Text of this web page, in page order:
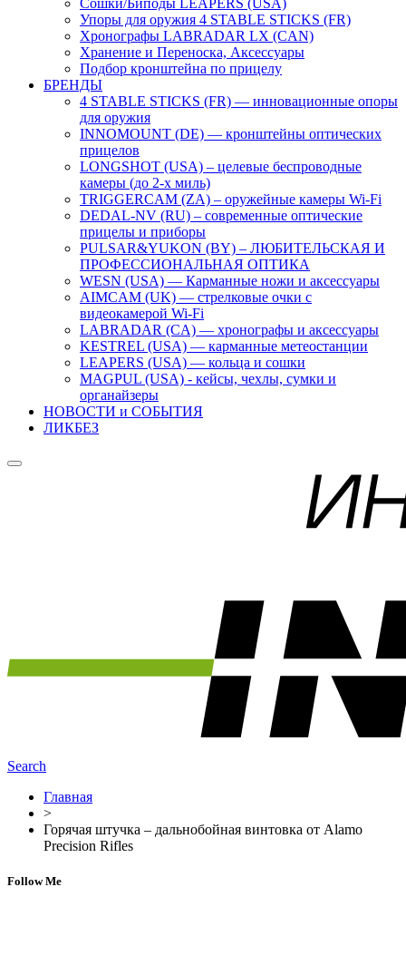
Сошки/Биподы LEAPERS (USA)
Упоры для оружия 4 STABLE STICKS (FR)
Хронографы LABRADAR LX (CAN)
Хранение и Переноска, Аксессуары
Подбор кронштейна по прицелу
БРЕНДЫ
4 STABLE STICKS (FR) — инновационные опоры
для оружия
INNOMOUNT (DE) — кронштейны оптических
прицелов
LONGSHOT (USA) – целевые беспроводные
камеры (до 2-х миль)
TRIGGERCAM (ZA) – оружейные камеры Wi-Fi
DEDAL-NV (RU) – современные оптические
прицелы и приборы
PULSAR&YUKON (BY) – ЛЮБИТЕЛЬСКАЯ И
ПРОФЕССИОНАЛЬНАЯ ОПТИКА
WESN (USA) — Карманные ножи и аксессуары
AIMCAM (UK) — стрелковые очки с
видеокамерой Wi-Fi
LABRADAR (CA) — хронографы и аксессуары
KESTREL (USA) — карманные метеостанции
LEAPERS (USA) — кольца и сошки
MAGPUL (USA) - кейсы, чехлы, сумки и
органайзеры
НОВОСТИ и СОБЫТИЯ
ЛИКБЕЗ
Search
Главная
>
Горячая штучка – дальнобойная винтовка от Alamo
Precision Rifles
Follow Me